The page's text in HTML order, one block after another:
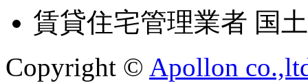
賃貸住宅管理業者 国
Copyright © Apollon